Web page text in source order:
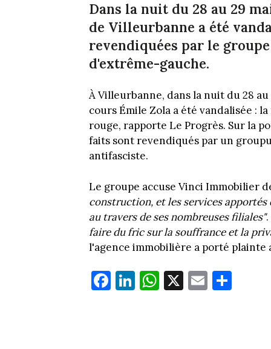
Dans la nuit du 28 au 29
de Villeurbanne a été
revendiquées par le
d'extrême-gauche.
À Villeurbanne, dans la nuit du 28
cours Émile Zola a été vandalisée :
rouge, rapporte Le Progrès. Sur la
faits sont revendiqués par un
antifasciste.
Le groupe accuse Vinci Immobilier
construction, et les services
au travers de ses nombreuses filiales"
faire du fric sur la souffrance et la
l'agence immobilière a porté plainte
Fa
ce
Li
nk
W
ha
X E
m